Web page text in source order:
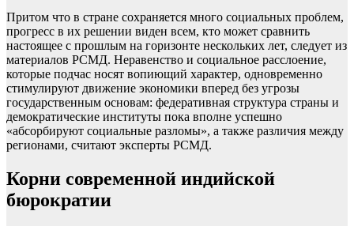
Притом что в стране сохраняется много социальных проблем,
прогресс в их решении виден всем, кто может сравнить
настоящее с прошлым на горизонте нескольких лет, следует из
материалов РСМД. Неравенство и социальное расслоение,
которые подчас носят вопиющий характер, одновременно
стимулируют движение экономики вперед без угрозы
государственным основам: федеративная структура страны и
демократические институты пока вполне успешно
«абсорбируют социальные разломы», а также различия между
регионами, считают эксперты РСМД.
Корни современной индийской
бюрократии